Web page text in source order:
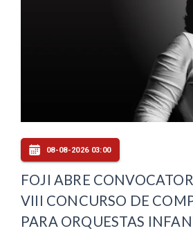
08-08-2026 03:00
FOJI ABRE
VIII CONCURSO DE
PARA ORQUESTAS